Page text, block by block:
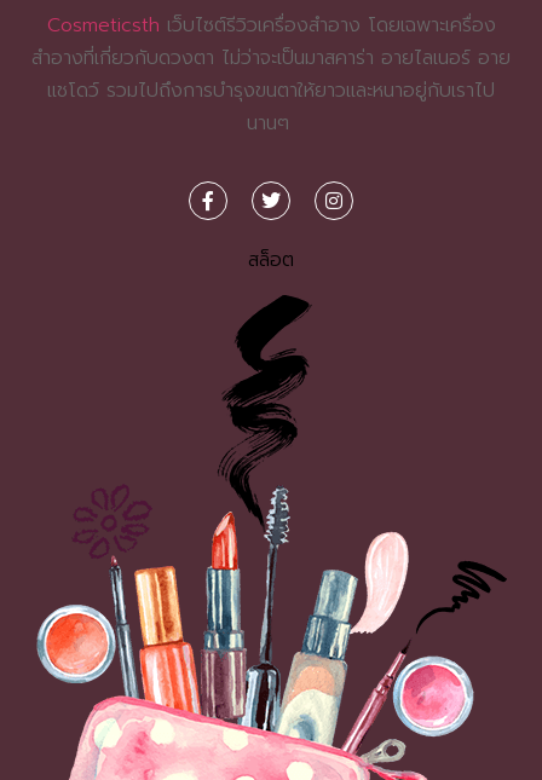
Cosmeticsth เว็บไซต์รีวิวเครื่องสำอาง โดยเฉพาะเครื่อง
สำอางที่เกี่ยวกับดวงตา ไม่ว่าจะเป็นมาสคาร่า อายไลเนอร์ อาย
แชโดว์ รวมไปถึงการบำรุงขนตาให้ยาวและหนาอยู่กับเราไป
นานๆ
สล็อต